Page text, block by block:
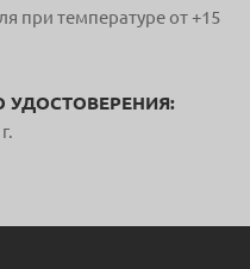
при температуре от +15
УДОСТОВЕРЕНИЯ: